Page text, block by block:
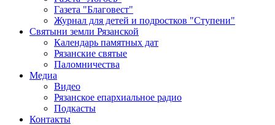
Газета "Благовест"
Журнал для детей и подростков "Ступени"
Святыни земли Рязанской
Календарь памятных дат
Рязанские святые
Паломничества
Медиа
Видео
Рязанское епархиальное радио
Подкасты
Контакты